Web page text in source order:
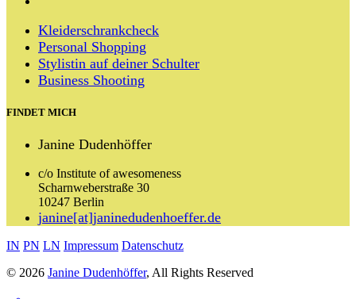
Kleiderschrankcheck
Personal Shopping
Stylistin auf deiner Schulter
Business Shooting
FINDET MICH
Janine Dudenhöffer
c/o Institute of awesomeness
Scharnweberstraße 30
10247 Berlin
janine[at]janinedudenhoeffer.de
IN PN LN Impressum Datenschutz
© 2026 Janine Dudenhöffer, All Rights Reserved